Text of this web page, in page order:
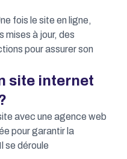
fois le site en ligne,
mises à jour, des
pour assurer son
site internet
avec une agence web
pour garantir la
se déroule